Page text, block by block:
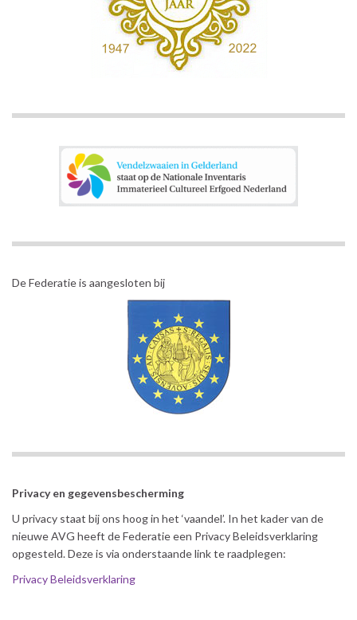
De Federatie is aangesloten bij
Privacy en gegevensbescherming
U privacy staat bij ons hoog in het ‘vaandel’. In het kader van de
nieuwe AVG heeft de Federatie een Privacy Beleidsverklaring
opgesteld. Deze is via onderstaande link te raadplegen:
Privacy Beleidsverklaring